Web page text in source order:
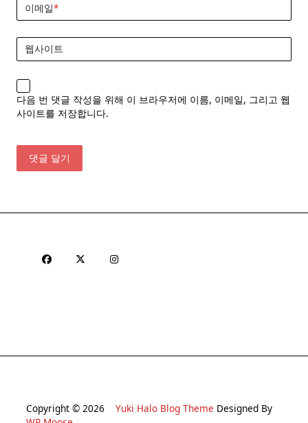
이메일*
웹사이트
다음 번 댓글 작성을 위해 이 브라우저에 이름, 이메일, 그리고 웹
사이트를 저장합니다.
Copyright © 2026 Yuki Halo Blog Theme Designed By